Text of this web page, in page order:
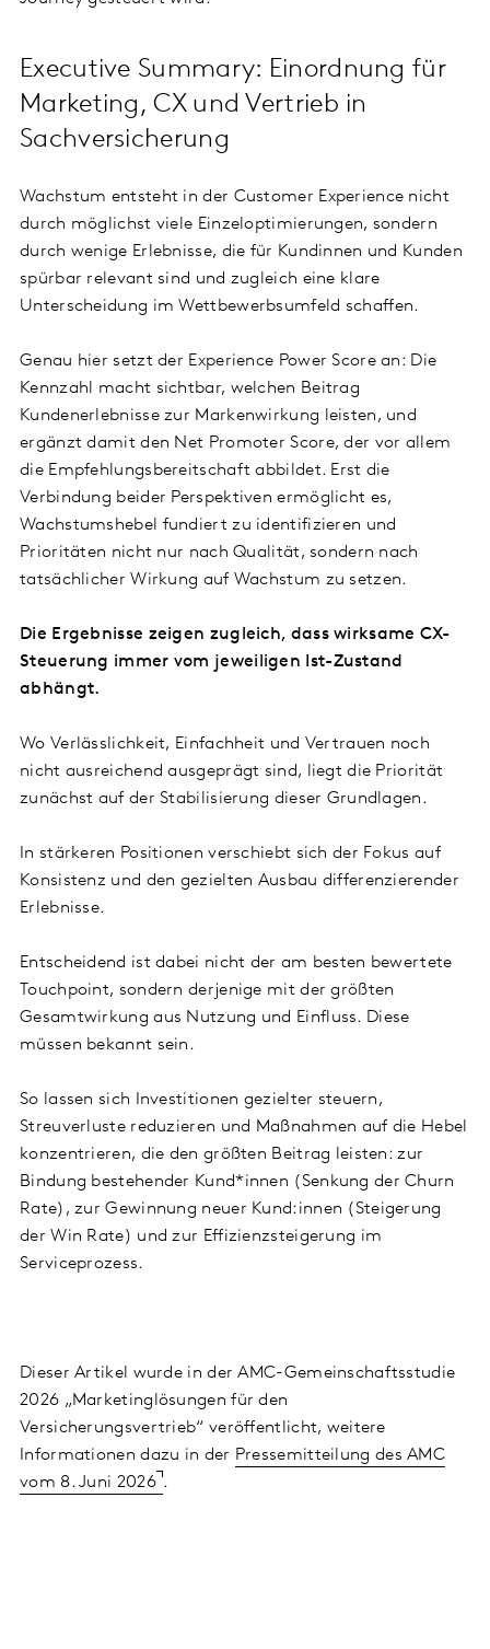
Executive Summary: Einordnung für
Marketing, CX und Vertrieb in
Sachversicherung
Wachstum entsteht in der Customer Experience nicht
durch möglichst viele Einzeloptimierungen, sondern
durch wenige Erlebnisse, die für Kundinnen und Kunden
spürbar relevant sind und zugleich eine klare
Unterscheidung im Wettbewerbsumfeld schaffen.
Genau hier setzt der Experience Power Score an: Die
Kennzahl macht sichtbar, welchen Beitrag
Kundenerlebnisse zur Markenwirkung leisten, und
ergänzt damit den Net Promoter Score, der vor allem
die Empfehlungsbereitschaft abbildet. Erst die
Verbindung beider Perspektiven ermöglicht es,
Wachstumshebel fundiert zu identifizieren und
Prioritäten nicht nur nach Qualität, sondern nach
tatsächlicher Wirkung auf Wachstum zu setzen.
Die Ergebnisse zeigen zugleich, dass wirksame CX-
Steuerung immer vom jeweiligen Ist-Zustand
abhängt.
Wo Verlässlichkeit, Einfachheit und Vertrauen noch
nicht ausreichend ausgeprägt sind, liegt die Priorität
zunächst auf der Stabilisierung dieser Grundlagen.
In stärkeren Positionen verschiebt sich der Fokus auf
Konsistenz und den gezielten Ausbau differenzierender
Erlebnisse.
Entscheidend ist dabei nicht der am besten bewertete
Touchpoint, sondern derjenige mit der größten
Gesamtwirkung aus Nutzung und Einfluss. Diese
müssen bekannt sein.
So lassen sich Investitionen gezielter steuern,
Streuverluste reduzieren und Maßnahmen auf die Hebel
konzentrieren, die den größten Beitrag leisten: zur
Bindung bestehender Kund*innen (Senkung der Churn
Rate), zur Gewinnung neuer Kund:innen (Steigerung
der Win Rate) und zur Effizienzsteigerung im
Serviceprozess.
Dieser Artikel wurde in der AMC-Gemeinschaftsstudie
2026 „Marketinglösungen für den
Versicherungsvertrieb“ veröffentlicht, weitere
Informationen dazu in der Pressemitteilung des AMC
vom 8. Juni 2026 .